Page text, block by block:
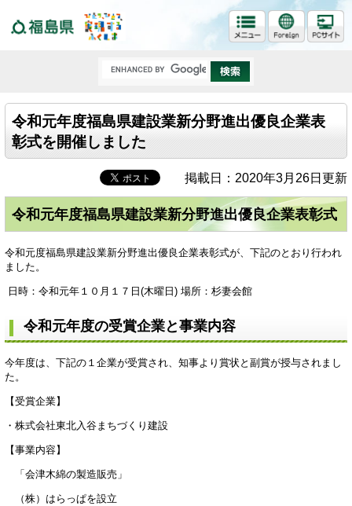
令和元年度福島県建設業新分野進出優良企業表
彰式を開催しました
掲載日：2020年3月26日更新
令和元年度福島県建設業新分野進出優良企業表彰式
令和元度福島県建設業新分野進出優良企業表彰式が、下記のとおり行われ
ました。
日時：令和元年１０月１７日(木曜日) 場所：杉妻会館
令和元年度の受賞企業と事業内容
今年度は、下記の１企業が受賞され、知事より賞状と副賞が授与されまし
た。
【受賞企業】
・株式会社東北入谷まちづくり建設
【事業内容】
「会津木綿の製造販売」
（株）はらっぱを設立